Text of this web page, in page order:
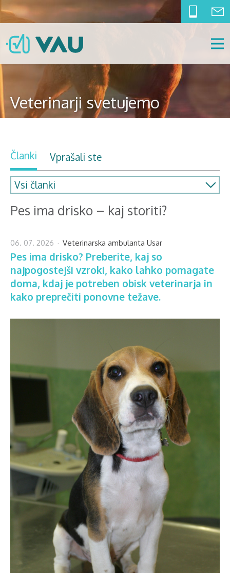
Veterinarji svetujemo
Članki Vprašali ste
Pes ima drisko – kaj storiti?
06. 07. 2026 Veterinarska ambulanta Usar
Pes ima drisko? Preberite, kaj so
najpogostejši vzroki, kako lahko pomagate
doma, kdaj je potreben obisk veterinarja in
kako preprečiti ponovne težave.